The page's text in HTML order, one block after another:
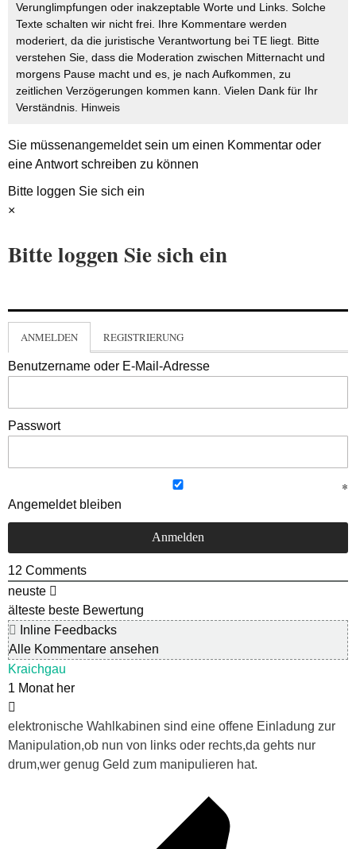
Verunglimpfungen oder inakzeptable Worte und Links. Solche
Texte schalten wir nicht frei. Ihre Kommentare werden
moderiert, da die juristische Verantwortung bei TE liegt. Bitte
verstehen Sie, dass die Moderation zwischen Mitternacht und
morgens Pause macht und es, je nach Aufkommen, zu
zeitlichen Verzögerungen kommen kann. Vielen Dank für Ihr
Verständnis. Hinweis
Sie müssenangemeldetsein um einen Kommentar oder
eine Antwort schreiben zu können
Bitte loggen Sie sich ein
×
Bitte loggen Sie sich ein
ANMELDEN REGISTRIERUNG
Benutzername oder E-Mail-Adresse
Passwort
Angemeldet bleiben
12 Comments
neuste
älteste beste Bewertung
Inline Feedbacks
Alle Kommentare ansehen
Kraichgau
1 Monat her
elektronische Wahlkabinen sind eine offene Einladung zur
Manipulation,ob nun von links oder rechts,da gehts nur
drum,wer genug Geld zum manipulieren hat.